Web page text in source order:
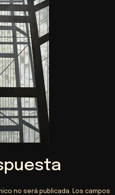
no será publicada.
Los campos